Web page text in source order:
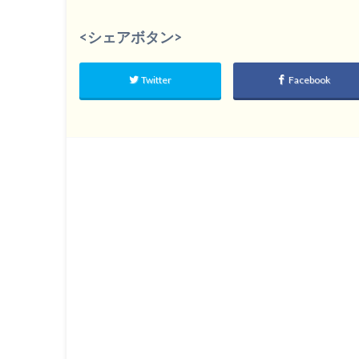
<シェアボタン>
Twitter Facebook